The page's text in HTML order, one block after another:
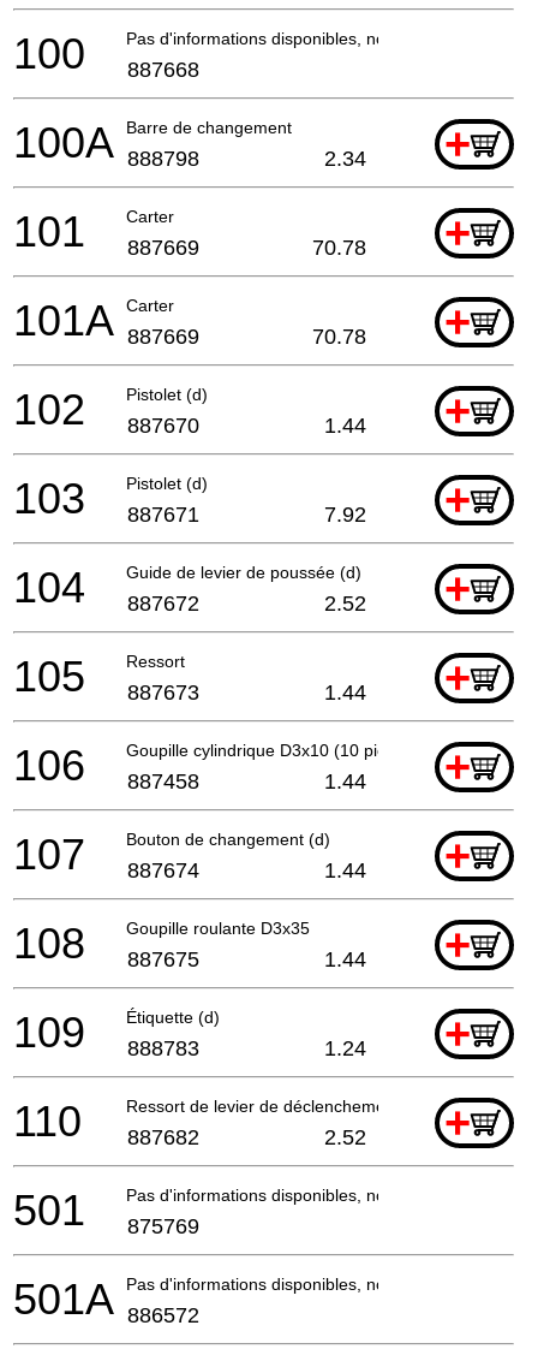
Pas d'informations disponibles, non commandable
100 887668
Barre de changement +
100A 888798 2.34
Carter +
101 887669 70.78
Carter +
101A 887669 70.78
Pistolet (d) +
102 887670 1.44
Pistolet (d) +
103 887671 7.92
Guide de levier de poussée (d) +
104 887672 2.52
Ressort +
105 887673 1.44
Goupille cylindrique D3x10 (10 pièces) +
106 887458 1.44
Bouton de changement (d) +
107 887674 1.44
Goupille roulante D3x35 +
108 887675 1.44
Étiquette (d) +
109 888783 1.24
Ressort de levier de déclenchement +
110 887682 2.52
Pas d'informations disponibles, non commandable
501 875769
Pas d'informations disponibles, non commandable
501A 886572